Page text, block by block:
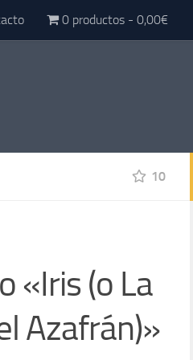
0 productos 0,00€
10
«Iris (o La
Azafrán)»